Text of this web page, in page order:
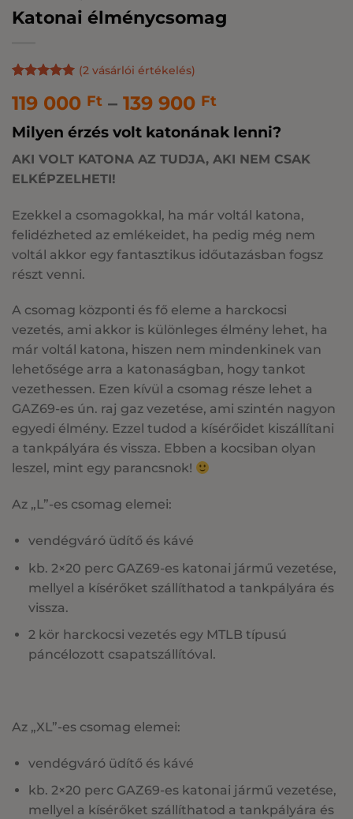
Katonai élménycsomag
az 5-ből,
értékelés
alapján
(2vásárlói értékelés)
119 000 Ft – 139 900 FtÁrtartomány:
119
000 Ft
-
Milyen érzés volt katonának lenni?
AKI VOLT KATONA AZ TUDJA, AKI NEM CSAK
ELKÉPZELHETI!
Ezekkel a csomagokkal, ha már voltál katona,
felidézheted az emlékeidet, ha pedig még nem
voltál akkor egy fantasztikus időutazásban fogsz
részt venni.
A csomag központi és fő eleme a harckocsi
vezetés, ami akkor is különleges élmény lehet, ha
már voltál katona, hiszen nem mindenkinek van
lehetősége arra a katonaságban, hogy tankot
vezethessen. Ezen kívül a csomag része lehet a
GAZ69-es ún. raj gaz vezetése, ami szintén nagyon
egyedi élmény. Ezzel tudod a kísérőidet kiszállítani
a tankpályára és vissza. Ebben a kocsiban olyan
leszel, mint egy parancsnok!
Az „L”-es csomag elemei:
vendégváró üdítő és kávé
kb. 2×20 perc GAZ69-es katonai jármű vezetése,
mellyel a kísérőket szállíthatod a tankpályára és
vissza.
2 kör harckocsi vezetés egy MTLB típusú
páncélozott csapatszállítóval.
Az „XL”-es csomag elemei:
vendégváró üdítő és kávé
kb. 2×20 perc GAZ69-es katonai jármű vezetése,
mellyel a kísérőket szállíthatod a tankpályára és